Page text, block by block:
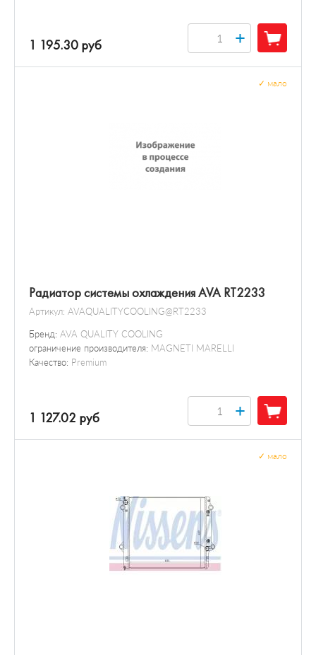
1 195.30 руб +
Радиатор системы охлаждения AVA RT2233
Артикул: AVAQUALITYCOOLING@RT2233
Бренд: AVA QUALITY COOLING
ограничение производителя: MAGNETI MARELLI
Качество: Premium
мало
1 127.02 руб +
мало